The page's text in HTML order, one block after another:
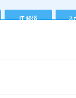
IT 経済 ス